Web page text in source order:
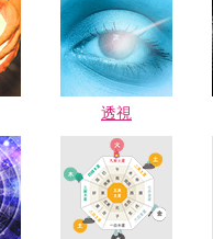
透視